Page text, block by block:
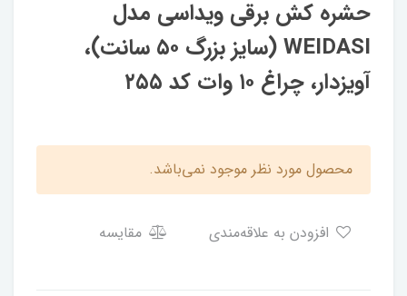
حشره کش برقی ویداسی مدل
WEIDASI (سایز بزرگ ۵۰ سانت)،
آویزدار، چراغ ۱۰ وات کد ۲۵۵
محصول مورد نظر موجود نمی‌باشد.
مقایسه